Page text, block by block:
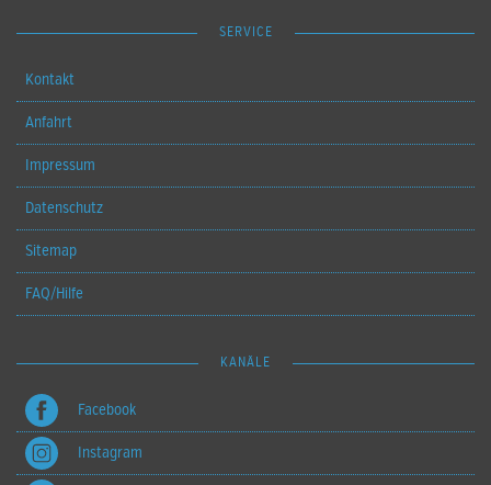
SERVICE
Kontakt
Anfahrt
Impressum
Datenschutz
Sitemap
FAQ/Hilfe
KANÄLE
Facebook
Instagram